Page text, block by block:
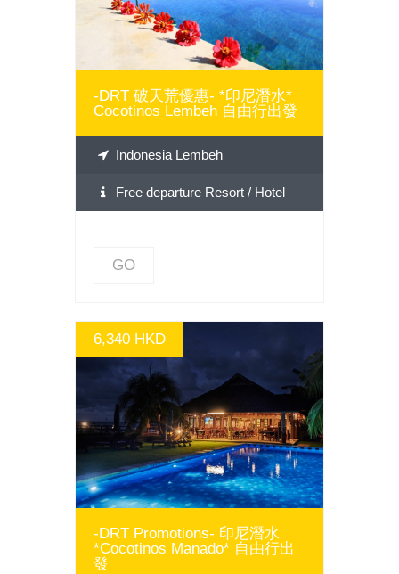
-DRT 破天荒優惠- *印尼潛水*
Cocotinos Lembeh 自由行出發
Indonesia Lembeh
Free departure Resort / Hotel
GO
6,340 HKD
Go
-DRT Promotions- 印尼潛水
*Cocotinos Manado* 自由行出
發